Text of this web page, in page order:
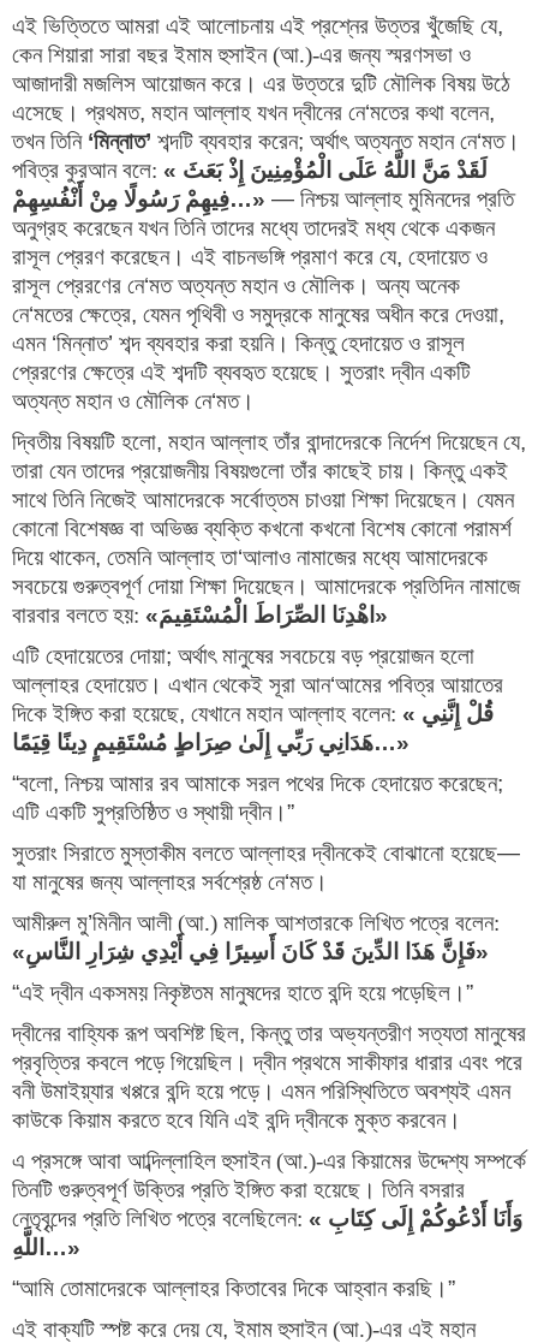
এই ভিত্তিতে আমরা এই আলোচনায় এই প্রশ্নের উত্তর খুঁজেছি যে
কেন শিয়ারা সারা বছর ইমাম হুসাইন (আ.)-এর জন্য স্মরণসভা ও
আজাদারী মজলিস আয়োজন করে। এর উত্তরে দুটি মৌলিক বিষয় উঠে
এসেছে। প্রথমত, মহান আল্লাহ যখন দ্বীনের নে‘মতের কথা বলেন
তখন তিনি ‘মিন্নাত’ শব্দটি ব্যবহার করেন; অর্থাৎ অত্যন্ত মহান নে‘মত।
পবিত্র কুরআন বলে: «
فِيهِمْ رَسُولًا مِنْ أَنْفُسِهِمْ…» — নিশ্চয় আল্লাহ মুমিনদের প্রতি
অনুগ্রহ করেছেন যখন তিনি তাদের মধ্যে তাদেরই মধ্য থেকে একজন
রাসূল প্রেরণ করেছেন। এই বাচনভঙ্গি প্রমাণ করে যে, হেদায়েত ও
রাসূল প্রেরণের নে‘মত অত্যন্ত মহান ও মৌলিক। অন্য অনেক
নে‘মতের ক্ষেত্রে, যেমন পৃথিবী ও সমুদ্রকে মানুষের অধীন করে দেওয়া
এমন ‘মিন্নাত’ শব্দ ব্যবহার করা হয়নি। কিন্তু হেদায়েত ও রাসূল
প্রেরণের ক্ষেত্রে এই শব্দটি ব্যবহৃত হয়েছে। সুতরাং দ্বীন একটি
অত্যন্ত মহান ও মৌলিক নে‘মত।
দ্বিতীয় বিষয়টি হলো, মহান আল্লাহ তাঁর বান্দাদেরকে নির্দেশ দিয়েছেন যে,
তারা যেন তাদের প্রয়োজনীয় বিষয়গুলো তাঁর কাছেই চায়। কিন্তু একই
সাথে তিনি নিজেই আমাদেরকে সর্বোত্তম চাওয়া শিক্ষা দিয়েছেন। যেমন
কোনো বিশেষজ্ঞ বা অভিজ্ঞ ব্যক্তি কখনো কখনো বিশেষ কোনো পরামর্শ
দিয়ে থাকেন, তেমনি আল্লাহ তা‘আলাও নামাজের মধ্যে আমাদেরকে
সবচেয়ে গুরুত্বপূর্ণ দোয়া শিক্ষা দিয়েছেন। আমাদেরকে প্রতিদিন নামাজে
বারবার বলতে হয়: «اهْدِنَا الصِّرَاطَ الْمُسْتَقِيمَ »
এটি হেদায়েতের দোয়া; অর্থাৎ মানুষের সবচেয়ে বড় প্রয়োজন হলো
আল্লাহর হেদায়েত। এখান থেকেই সূরা আন‘আমের পবিত্র আয়াতের
দিকে ইঙ্গিত করা হয়েছে, যেখানে মহান আল্লাহ বলেন: «
هَدَانِي رَبِّي إِلَىٰ صِرَاطٍ مُسْتَقِيمٍ دِينًا قِيَمًا…»
“বলো, নিশ্চয় আমার রব আমাকে সরল পথের দিকে হেদায়েত করেছেন
এটি একটি সুপ্রতিষ্ঠিত ও স্থায়ী দ্বীন।”
সুতরাং সিরাতে মুস্তাকীম বলতে আল্লাহর দ্বীনকেই বোঝানো হয়েছে
যা মানুষের জন্য আল্লাহর সর্বশ্রেষ্ঠ নে‘মত।
আমীরুল মু’মিনীন আলী (আ.) মালিক আশতারকে লিখিত পত্রে বলেন:
«فَإِنَّ هَذَا الدِّينَ قَدْ كَانَ أَسِيرًا فِي أَيْدِي شِرَارِ النَّاسِ»
“এই দ্বীন একসময় নিকৃষ্টতম মানুষদের হাতে বন্দি হয়ে পড়েছিল।”
দ্বীনের বাহ্যিক রূপ অবশিষ্ট ছিল, কিন্তু তার অভ্যন্তরীণ সত্যতা মানুষের
প্রবৃত্তির কবলে পড়ে গিয়েছিল। দ্বীন প্রথমে সাকীফার ধারার এবং পরে
বনী উমাইয়্যার খপ্পরে বন্দি হয়ে পড়ে। এমন পরিস্থিতিতে অবশ্যই এমন
কাউকে কিয়াম করতে হবে যিনি এই বন্দি দ্বীনকে মুক্ত করবেন।
এ প্রসঙ্গে আবা আব্দিল্লাহিল হুসাইন (আ.)-এর কিয়ামের উদ্দেশ্য সম্পর্কে
তিনটি গুরুত্বপূর্ণ উক্তির প্রতি ইঙ্গিত করা হয়েছে। তিনি বসরার
নেতৃবৃন্দের প্রতি লিখিত পত্রে বলেছিলেন: «
اللَّهِ …»
“আমি তোমাদেরকে আল্লাহর কিতাবের দিকে আহ্বান করছি।”
এই বাক্যটি স্পষ্ট করে দেয় যে, ইমাম হুসাইন (আ.)-এর এই মহান